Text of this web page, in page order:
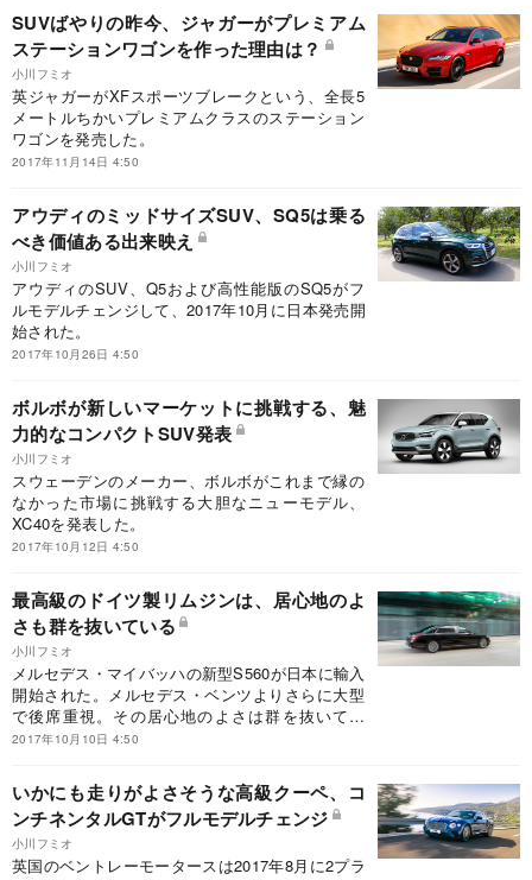
SUVばやりの昨今、ジャガーがプレミアム
ステーションワゴンを作った理由は？
小川フミオ
英ジャガーがXFスポーツブレークという、全長5
メートルちかいプレミアムクラスのステーション
ワゴンを発売した。
2017年11月14日 4:50
アウディのミッドサイズSUV、SQ5は乗る
べき価値ある出来映え
小川フミオ
アウディのSUV、Q5および高性能版のSQ5がフ
ルモデルチェンジして、2017年10月に日本発売開
始された。
2017年10月26日 4:50
ボルボが新しいマーケットに挑戦する、魅
力的なコンパクトSUV発表
小川フミオ
スウェーデンのメーカー、ボルボがこれまで縁の
なかった市場に挑戦する大胆なニューモデル、
XC40を発表した。
2017年10月12日 4:50
最高級のドイツ製リムジンは、居心地のよ
さも群を抜いている
小川フミオ
メルセデス・マイバッハの新型S560が日本に輸入
開始された。メルセデス・ベンツよりさらに大型
で後席重視。その居心地のよさは群を抜いてい
る。
2017年10月10日 4:50
いかにも走りがよさそうな高級クーペ、コ
ンチネンタルGTがフルモデルチェンジ
小川フミオ
英国のベントレーモータースは2017年8月に2プラ